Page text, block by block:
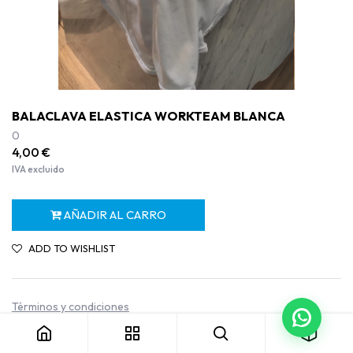
BALACLAVA ELASTICA WORKTEAM BLANCA
0
4,00 €
IVA excluido
AÑADIR AL CARRO
ADD TO WISHLIST
Términos y condiciones
Garantía de devolución de 30 días
Envío: 2-3 días laborables